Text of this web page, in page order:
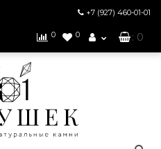
+7 (927) 460-01-01
0 0 : 0